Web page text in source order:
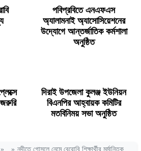
পবিপ্রবিতে এনএফএস
অ্যালামনাই অ্যাসোসিয়েশনের
উদ্যোগে আন্তর্জাতিক কর্মশালা
অনুষ্ঠিত
জরুরি
দিরাই উপজেলা কুলঞ্জ ইউনিয়ন
বিএনপির আহ্বায়ক কমিটির
মতবিনিময় সভা অনুষ্ঠিত
» » নদীতে গোসলে নেমে বেরোবি শিক্ষার্থীর মর্মান্তিক